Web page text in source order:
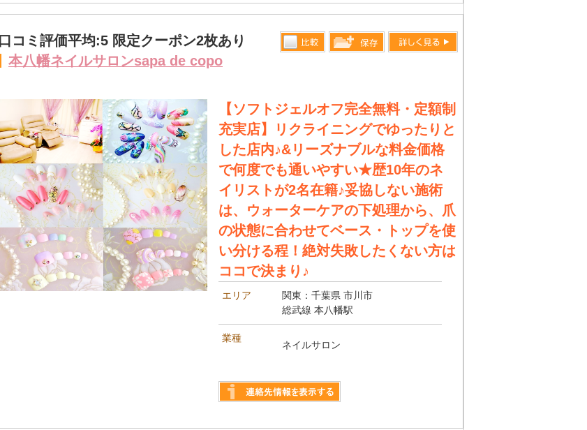
口コミ評価平均:5 限定クーポン2枚あり
本八幡ネイルサロンsapa de copo
します
【ソフトジェルオフ完全無料・定額制
充実店】リクライニングでゆったりと
した店内♪&リーズナブルな料金価格
で何度でも通いやすい★歴10年のネ
イリストが2名在籍♪妥協しない施術
は、ウォーターケアの下処理から、爪
の状態に合わせてベース・トップを使
い分ける程！絶対失敗したくない方は
ココで決まり♪
エリア
関東：千葉県 市川市
総武線 本八幡駅
業種
ネイルサロン